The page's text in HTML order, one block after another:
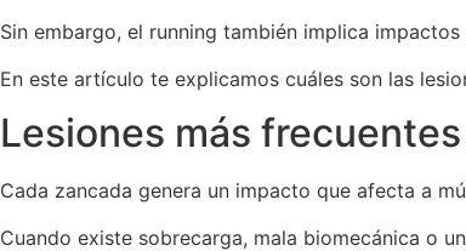
Sin embargo, el running también implica
En este artículo te explicamos cuáles son las
Lesiones más
Cada zancada genera un impacto que afecta a
Cuando existe sobrecarga, mala biomecánica o